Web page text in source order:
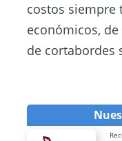
costos siempre
económicos,
de cortabordes